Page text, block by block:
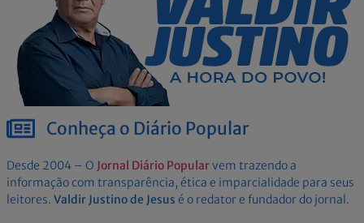
Conheça o Diário Popular
Desde 2004 – O Jornal Diário Popularvem trazendo a
informação com transparência, ética e imparcialidade para seus
leitores. Valdir Justino de Jesus é o redator e fundador do jornal.